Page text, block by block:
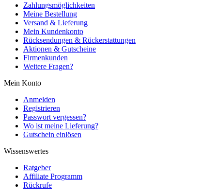
Zahlungsmöglichkeiten
Meine Bestellung
Versand & Lieferung
Mein Kundenkonto
Rücksendungen & Rückerstattungen
Aktionen & Gutscheine
Firmenkunden
Weitere Fragen?
Mein Konto
Anmelden
Registrieren
Passwort vergessen?
Wo ist meine Lieferung?
Gutschein einlösen
Wissenswertes
Ratgeber
Affiliate Programm
Rückrufe